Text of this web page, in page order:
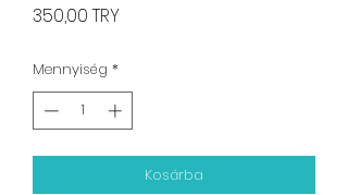
350,00 TRYÁr
Mennyiség *
Kosárba